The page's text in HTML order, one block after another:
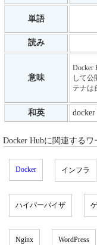
単語
読み
意味
Docker
して公
テナは
和英 docker
Docker Hubに関連するワ
Docker インフラ
ハイパーバイザ
Nginx WordPress